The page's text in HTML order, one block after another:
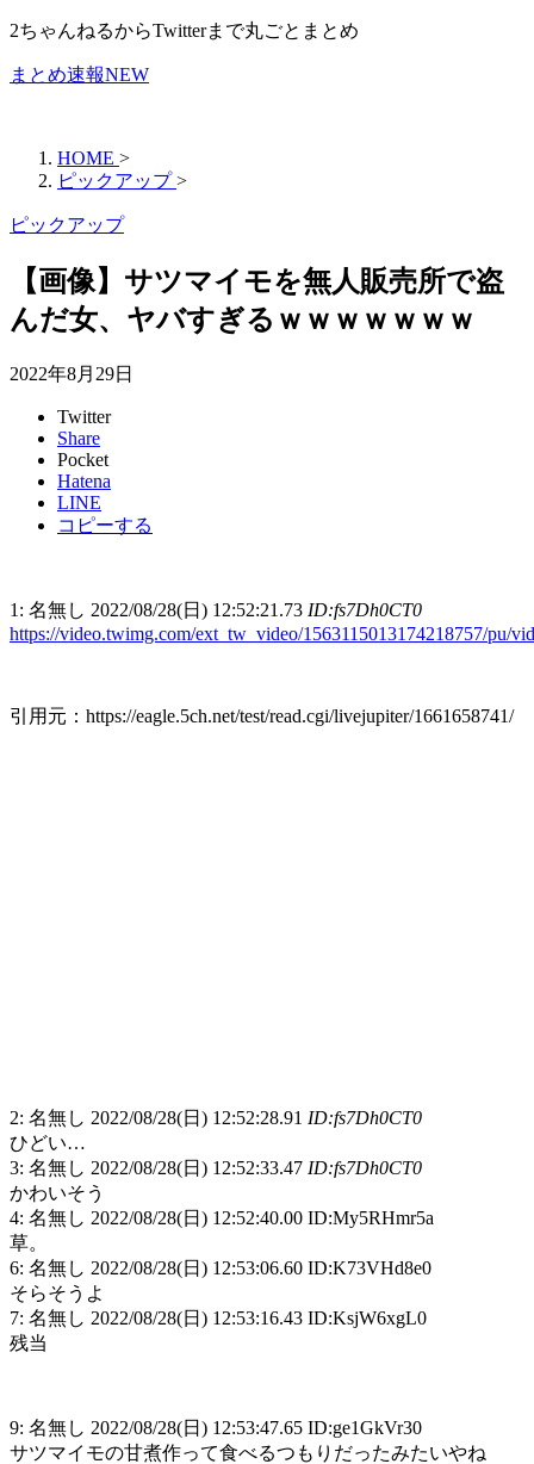
2ちゃんねるからTwitterまで丸ごとまとめ
まとめ速報NEW
HOME >
ピックアップ >
ピックアップ
【画像】サツマイモを無人販売所で盗
んだ女、ヤバすぎるｗｗｗｗｗｗｗ
2022年8月29日
Twitter
Share
Pocket
Hatena
LINE
コピーする
1: 名無し 2022/08/28(日) 12:52:21.73 ID:fs7Dh0CT0
https://video.twimg.com/ext_tw_video/1563115013174218757/pu/
引用元：https://eagle.5ch.net/test/read.cgi/livejupiter/1661658741/
2: 名無し 2022/08/28(日) 12:52:28.91 ID:fs7Dh0CT0
ひどい…
3: 名無し 2022/08/28(日) 12:52:33.47 ID:fs7Dh0CT0
かわいそう
4: 名無し 2022/08/28(日) 12:52:40.00 ID:My5RHmr5a
草。
6: 名無し 2022/08/28(日) 12:53:06.60 ID:K73VHd8e0
そらそうよ
7: 名無し 2022/08/28(日) 12:53:16.43 ID:KsjW6xgL0
残当
9: 名無し 2022/08/28(日) 12:53:47.65 ID:ge1GkVr30
サツマイモの甘煮作って食べるつもりだったみたいやね